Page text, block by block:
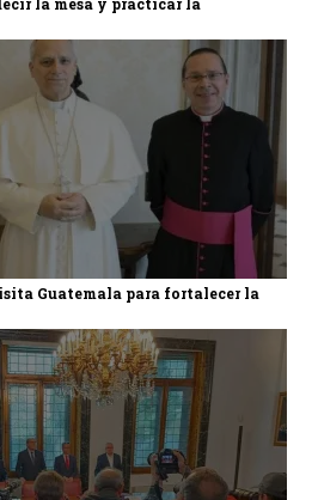
Guatemala para fortalecer la